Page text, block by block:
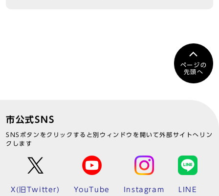
ページの
先頭へ
市公式SNS
SNSボタンをクリックすると別ウィンドウを開いて外部サイトへリン
クします
X(旧Twitter) YouTube Instagram LINE